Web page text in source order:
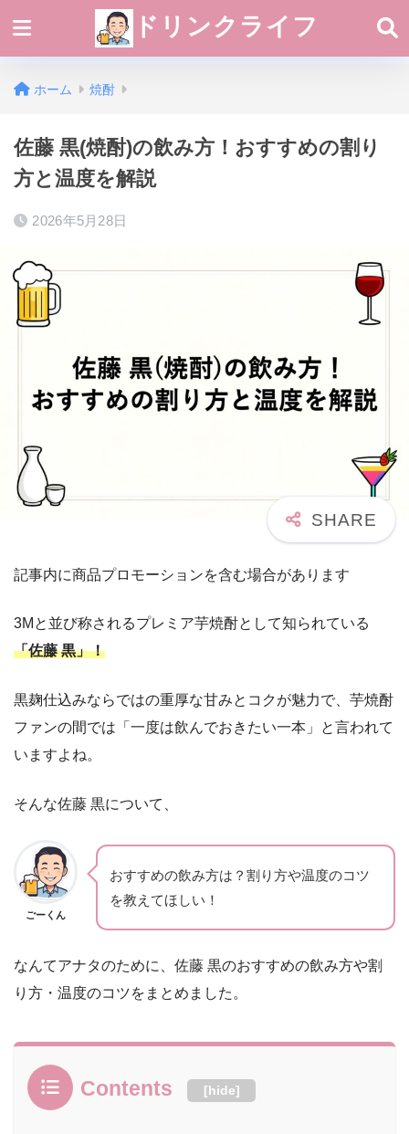
ドリンクライフ
ホーム 焼酎
佐藤 黒(焼酎)の飲み方！おすすめの割り
方と温度を解説
2026年5月28日
記事内に商品プロモーションを含む場合があります
3Mと並び称されるプレミア芋焼酎として知られている
「佐藤 黒」！
黒麹仕込みならではの重厚な甘みとコクが魅力で、芋焼酎
ファンの間では「一度は飲んでおきたい一本」と言われて
いますよね。
そんな佐藤 黒について、
ごーくん
おすすめの飲み方は？割り方や温度のコツ
を教えてほしい！
なんてアナタのために、佐藤 黒のおすすめの飲み方や割
り方・温度のコツをまとめました。
Contents [hide]